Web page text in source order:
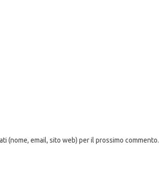
(nome, email, sito web) per il prossimo commento.